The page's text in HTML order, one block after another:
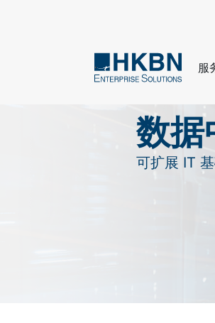
服
数据
可扩展 IT